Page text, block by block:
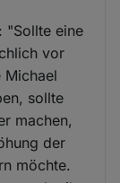
"Sollte eine
vor
Michael
sollte
machen,
der
möchte.